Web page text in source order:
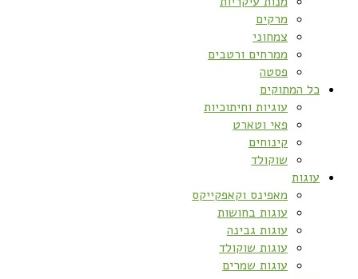
מרקים
צמחוני
ממרחים ורטבים
פסטה
כל המתוקים
עוגיות וחיתוכיות
פאי וטארט
קינוחים
שוקולד
עוגות
מאפינס וקאפקייקס
עוגות בחושות
עוגות גבינה
עוגות שוקולד
עוגות שמרים